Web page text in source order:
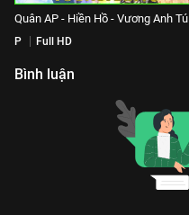
Quân AP - Hiền Hồ - Vương Anh Tú
P Full HD
Bình luận